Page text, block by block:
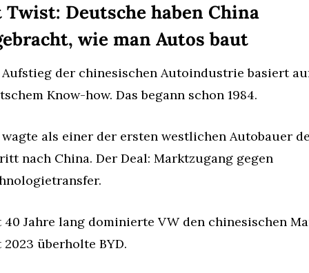
Twist: Deutsche haben China
wie man Autos baut
der chinesischen Autoindustrie basiert
Know-how. Das begann schon 1984.
als einer der ersten westlichen Autobauer
nach China. Der Deal: Marktzugang gegen
40 Jahre lang dominierte VW den chinesischen
2023 überholte BYD.